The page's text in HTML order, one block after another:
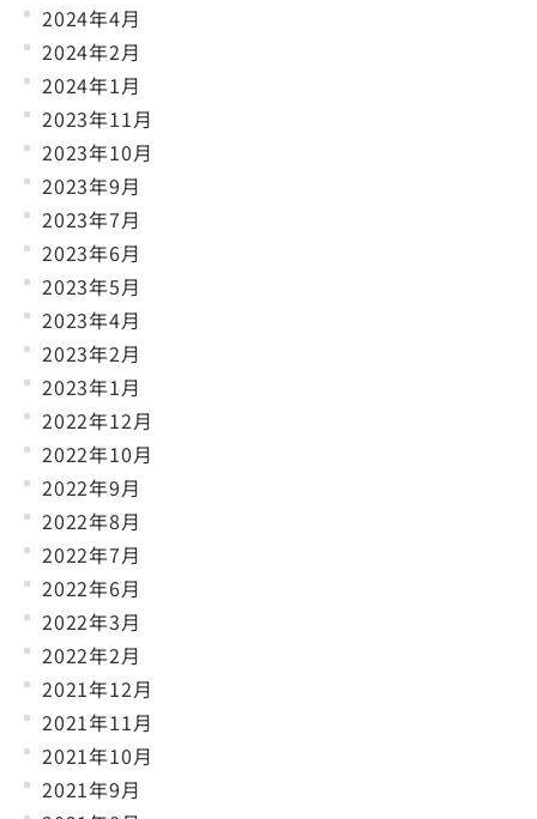
2024年4月
2024年2月
2024年1月
2023年11月
2023年10月
2023年9月
2023年7月
2023年6月
2023年5月
2023年4月
2023年2月
2023年1月
2022年12月
2022年10月
2022年9月
2022年8月
2022年7月
2022年6月
2022年3月
2022年2月
2021年12月
2021年11月
2021年10月
2021年9月